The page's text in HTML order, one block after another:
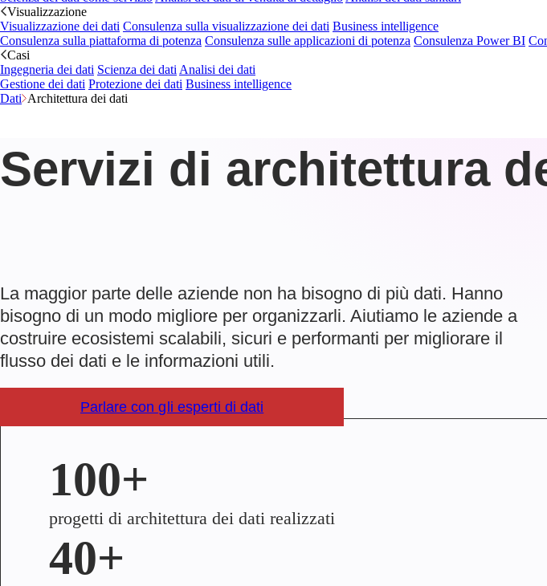
Visualizzazione
Visualizzazione dei dati Consulenza sulla visualizzazione dei dati Business intelligence
Consulenza sulla piattaforma di potenza Consulenza sulle applicazioni di potenza Consulenza Power BI
Casi
Ingegneria dei dati Scienza dei dati Analisi dei dati
Gestione dei dati Protezione dei dati Business intelligence
Dati Architettura dei dati
Servizi di architettura
La maggior parte delle aziende non ha bisogno di più dati. Hanno
bisogno di un modo migliore per organizzarli. Aiutiamo le aziende a
costruire ecosistemi scalabili, sicuri e performanti per migliorare il
flusso dei dati e le informazioni utili.
Parlare con gli esperti di dati
100+
progetti di architettura dei dati realizzati
40+